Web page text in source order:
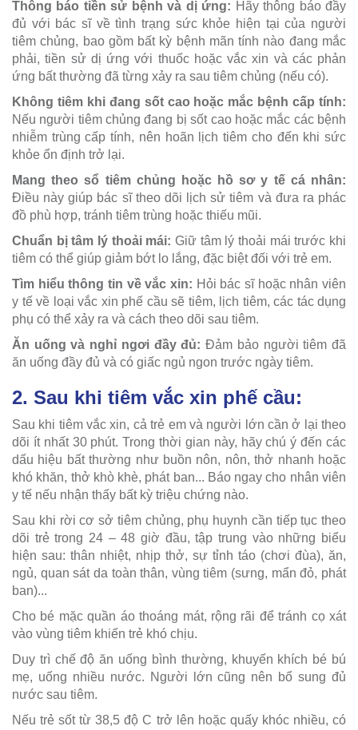
Thông báo tiền sử bệnh và dị ứng: Hãy thông báo đầy
đủ với bác sĩ về tình trạng sức khỏe hiện tại của người
tiêm chủng, bao gồm bất kỳ bệnh mãn tính nào đang mắc
phải, tiền sử dị ứng với thuốc hoặc vắc xin và các phản
ứng bất thường đã từng xảy ra sau tiêm chủng (nếu có).
Không tiêm khi đang sốt cao hoặc mắc bệnh cấp tính:
Nếu người tiêm chủng đang bị sốt cao hoặc mắc các bệnh
nhiễm trùng cấp tính, nên hoãn lịch tiêm cho đến khi sức
khỏe ổn định trở lại.
Mang theo sổ tiêm chủng hoặc hồ sơ y tế cá nhân:
Điều này giúp bác sĩ theo dõi lịch sử tiêm và đưa ra phác
đồ phù hợp, tránh tiêm trùng hoặc thiếu mũi.
Chuẩn bị tâm lý thoải mái: Giữ tâm lý thoải mái trước khi
tiêm có thể giúp giảm bớt lo lắng, đặc biệt đối với trẻ em.
Tìm hiểu thông tin về vắc xin: Hỏi bác sĩ hoặc nhân viên
y tế về loại vắc xin phế cầu sẽ tiêm, lịch tiêm, các tác dụng
phụ có thể xảy ra và cách theo dõi sau tiêm.
Ăn uống và nghỉ ngơi đầy đủ: Đảm bảo người tiêm đã
ăn uống đầy đủ và có giấc ngủ ngon trước ngày tiêm.
2. Sau khi tiêm vắc xin phế cầu:
Sau khi tiêm vắc xin, cả trẻ em và người lớn cần ở lại theo
dõi ít nhất 30 phút. Trong thời gian này, hãy chú ý đến các
dấu hiệu bất thường như buồn nôn, nôn, thở nhanh hoặc
khó khăn, thở khò khè, phát ban... Báo ngay cho nhân viên
y tế nếu nhận thấy bất kỳ triệu chứng nào.
Sau khi rời cơ sở tiêm chủng, phụ huynh cần tiếp tục theo
dõi trẻ trong 24 – 48 giờ đầu, tập trung vào những biểu
hiện sau: thân nhiệt, nhịp thở, sự tỉnh táo (chơi đùa), ăn,
ngủ, quan sát da toàn thân, vùng tiêm (sưng, mẩn đỏ, phát
ban)...
Cho bé mặc quần áo thoáng mát, rộng rãi để tránh cọ xát
vào vùng tiêm khiến trẻ khó chịu.
Duy trì chế độ ăn uống bình thường, khuyến khích bé bú
mẹ, uống nhiều nước. Người lớn cũng nên bổ sung đủ
nước sau tiêm.
Nếu trẻ sốt từ 38,5 độ C trở lên hoặc quấy khóc nhiều, có